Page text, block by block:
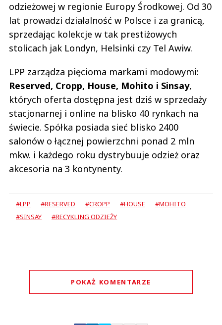
odzieżowej w regionie Europy Środkowej. Od 30
lat prowadzi działalność w Polsce i za granicą,
sprzedając kolekcje w tak prestiżowych
stolicach jak Londyn, Helsinki czy Tel Awiw.
LPP zarządza pięcioma markami modowymi:
Reserved, Cropp, House, Mohito i Sinsay,
których oferta dostępna jest dziś w sprzedaży
stacjonarnej i online na blisko 40 rynkach na
świecie. Spółka posiada sieć blisko 2400
salonów o łącznej powierzchni ponad 2 mln
mkw. i każdego roku dystrybuuje odzież oraz
akcesoria na 3 kontynenty.
#LPP #RESERVED #CROPP #HOUSE
#MOHITO
#SINSAY
#RECYKLING ODZIEŻY
POKAŻ KOMENTARZE